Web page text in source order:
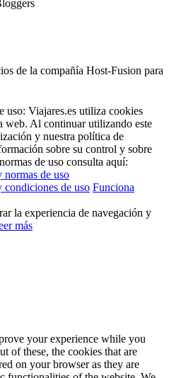
de la compañía Host-Fusion para
uso: Viajares.es utiliza cookies
web. Al continuar utilizando este
y nuestra política de
sobre su control y sobre
de uso consulta aquí:
de uso
de uso Funciona
la experiencia de navegación y
más
your experience while you
of these, the cookies that are
on your browser as they are